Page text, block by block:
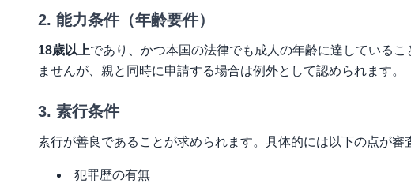
2. 能力条件（年齢要件）
18歳以上であり、かつ本国の法律でも成人の年齢に達している
ませんが、親と同時に申請する場合は例外として認められます。
3. 素行条件
素行が善良であることが求められます。具体的には以下の点が審
犯罪歴の有無